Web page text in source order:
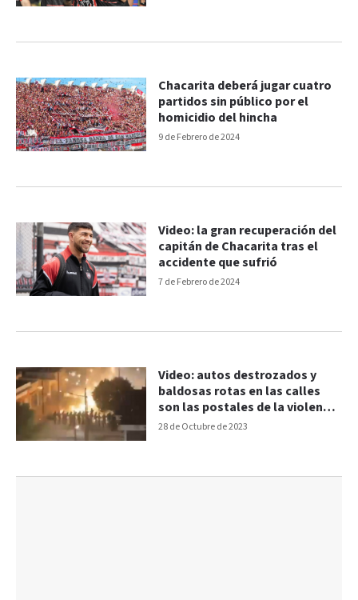
9 de Febrero de 2024
Chacarita deberá jugar cuatro
partidos sin público por el
homicidio del hincha
7 de Febrero de 2024
Video: la gran recuperación del
capitán de Chacarita tras el
accidente que sufrió
28 de Octubre de 2023
Video: autos destrozados y
baldosas rotas en las calles
son las postales de la violencia
en San Martín